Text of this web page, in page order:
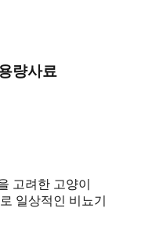
량사료
고려한 고양이
일상적인 비뇨기